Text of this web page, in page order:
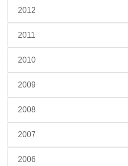
2012
2011
2010
2009
2008
2007
2006